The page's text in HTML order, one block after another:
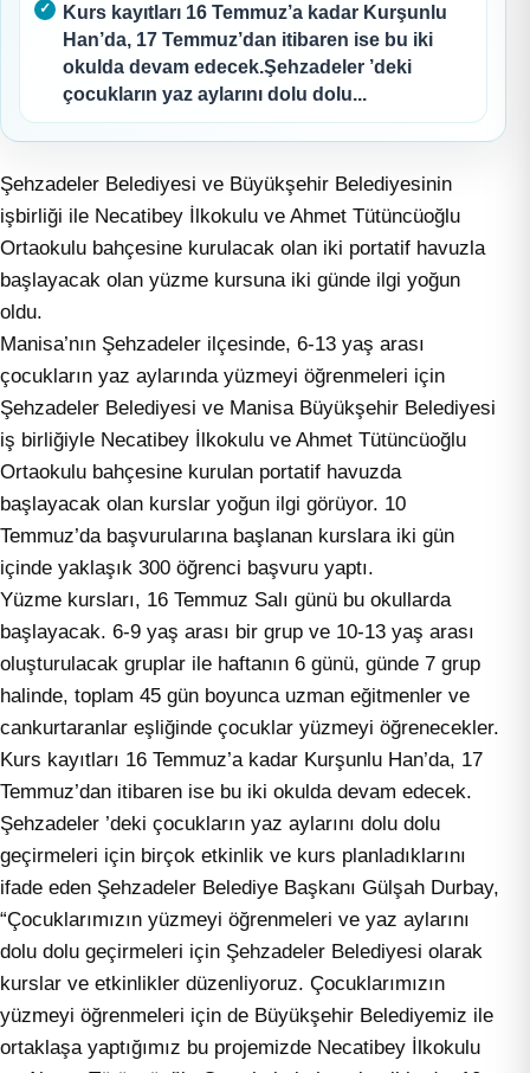
Kurs kayıtları 16 Temmuz’a kadar Kurşunlu
Han’da, 17 Temmuz’dan itibaren ise bu iki
okulda devam edecek.Şehzadeler ’deki
çocukların yaz aylarını dolu dolu...
Şehzadeler Belediyesi ve Büyükşehir Belediyesinin
işbirliği ile Necatibey İlkokulu ve Ahmet Tütüncüoğlu
Ortaokulu bahçesine kurulacak olan iki portatif havuzla
başlayacak olan yüzme kursuna iki günde ilgi yoğun
oldu.
Manisa’nın Şehzadeler ilçesinde, 6-13 yaş arası
çocukların yaz aylarında yüzmeyi öğrenmeleri için
Şehzadeler Belediyesi ve Manisa Büyükşehir Belediyesi
iş birliğiyle Necatibey İlkokulu ve Ahmet Tütüncüoğlu
Ortaokulu bahçesine kurulan portatif havuzda
başlayacak olan kurslar yoğun ilgi görüyor. 10
Temmuz’da başvurularına başlanan kurslara iki gün
içinde yaklaşık 300 öğrenci başvuru yaptı.
Yüzme kursları, 16 Temmuz Salı günü bu okullarda
başlayacak. 6-9 yaş arası bir grup ve 10-13 yaş arası
oluşturulacak gruplar ile haftanın 6 günü, günde 7 grup
halinde, toplam 45 gün boyunca uzman eğitmenler ve
cankurtaranlar eşliğinde çocuklar yüzmeyi öğrenecekler.
Kurs kayıtları 16 Temmuz’a kadar Kurşunlu Han’da, 17
Temmuz’dan itibaren ise bu iki okulda devam edecek.
Şehzadeler ’deki çocukların yaz aylarını dolu dolu
geçirmeleri için birçok etkinlik ve kurs planladıklarını
ifade eden Şehzadeler Belediye Başkanı Gülşah Durbay,
“Çocuklarımızın yüzmeyi öğrenmeleri ve yaz aylarını
dolu dolu geçirmeleri için Şehzadeler Belediyesi olarak
kurslar ve etkinlikler düzenliyoruz. Çocuklarımızın
yüzmeyi öğrenmeleri için de Büyükşehir Belediyemiz ile
ortaklaşa yaptığımız bu projemizde Necatibey İlkokulu